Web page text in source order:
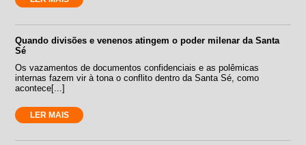
Quando divisões e venenos atingem o poder milenar da Santa
Sé
Os vazamentos de documentos confidenciais e as polêmicas
internas fazem vir à tona o conflito dentro da Santa Sé, como
acontece[...]
LER MAIS